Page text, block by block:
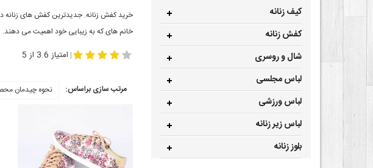
خرید کفش زنانه. جدیدترین کفش های زنانه
خانم های که به زیبایی خود اهمیت می دهند.
| امتیاز 3.6 از 5
مرتب سازی براساس: نحوه چیدمان
کیف زنانه
کفش زنانه
شال و روسری
لباس مجلسی
لباس ورزشی
لباس زیر زنانه
بلوز زنانه